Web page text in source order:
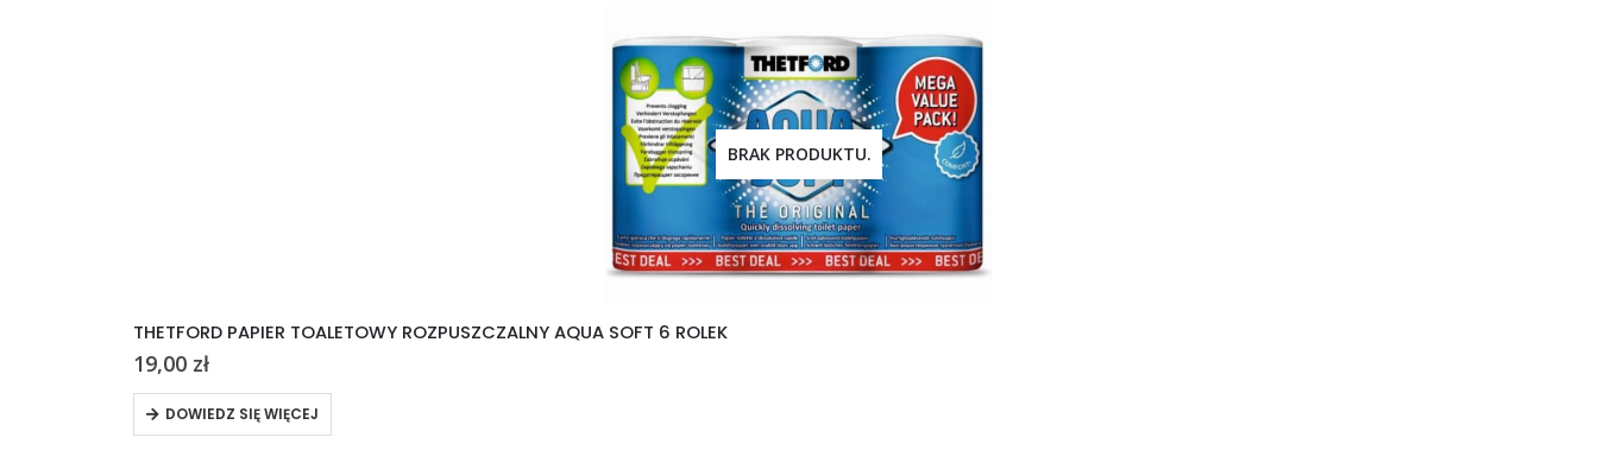
BRAK PRODUKTU.
THETFORD PAPIER TOALETOWY ROZPUSZCZALNY AQUA SOFT 6 ROLEK
19,00 zł
DOWIEDZ SIĘ WIĘCEJ